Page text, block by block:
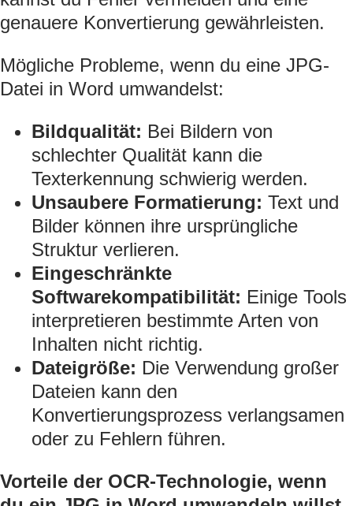
genauere Konvertierung gewährleisten.
Mögliche Probleme, wenn du eine JPG-
Datei in Word umwandelst:
Bildqualität: Bei Bildern von
schlechter Qualität kann die
Texterkennung schwierig werden.
Unsaubere Formatierung: Text und
Bilder können ihre ursprüngliche
Struktur verlieren.
Eingeschränkte
Softwarekompatibilität: Einige Tools
interpretieren bestimmte Arten von
Inhalten nicht richtig.
Dateigröße: Die Verwendung großer
Dateien kann den
Konvertierungsprozess verlangsamen
oder zu Fehlern führen.
Vorteile der OCR-Technologie, wenn